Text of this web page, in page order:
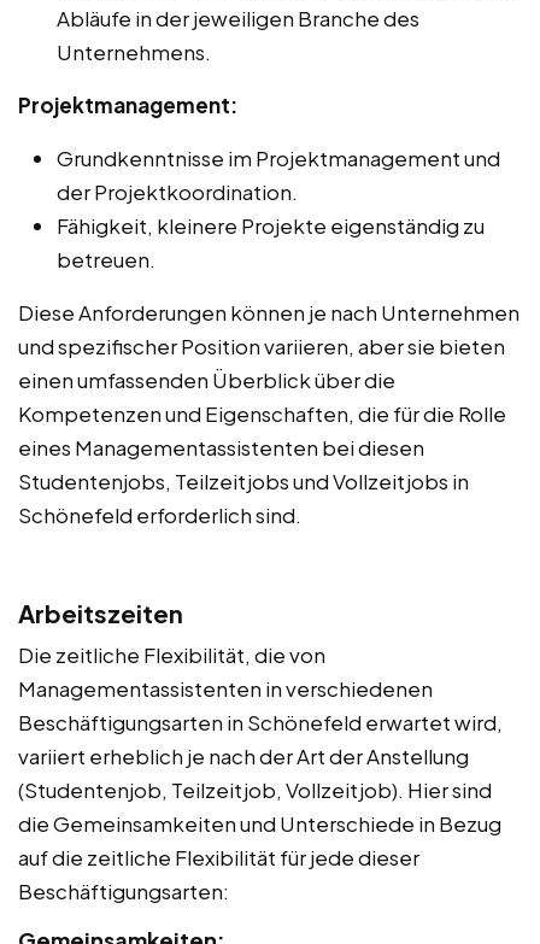
Abläufe in der jeweiligen Branche des
Unternehmens.
Projektmanagement:
Grundkenntnisse im Projektmanagement und
der Projektkoordination.
Fähigkeit, kleinere Projekte eigenständig zu
betreuen.
Diese Anforderungen können je nach Unternehmen
und spezifischer Position variieren, aber sie bieten
einen umfassenden Überblick über die
Kompetenzen und Eigenschaften, die für die Rolle
eines Managementassistenten bei diesen
Studentenjobs, Teilzeitjobs und Vollzeitjobs in
Schönefeld erforderlich sind.
Arbeitszeiten
Die zeitliche Flexibilität, die von
Managementassistenten in verschiedenen
Beschäftigungsarten in Schönefeld erwartet wird,
variiert erheblich je nach der Art der Anstellung
(Studentenjob, Teilzeitjob, Vollzeitjob). Hier sind
die Gemeinsamkeiten und Unterschiede in Bezug
auf die zeitliche Flexibilität für jede dieser
Beschäftigungsarten: